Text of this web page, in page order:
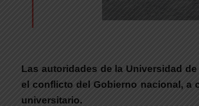
Las autoridades de la Universidad
el conflicto del Gobierno nacional, a
universitario.